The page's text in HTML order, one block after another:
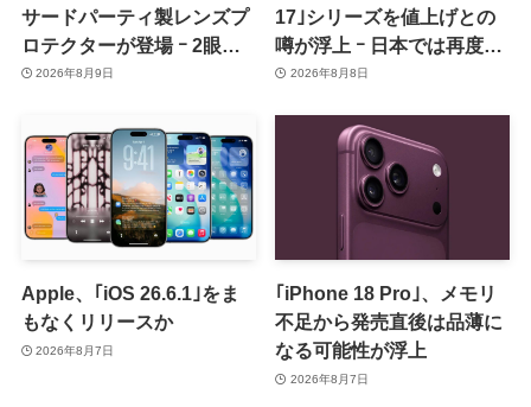
サードパーティ製レンズプ
ロテクターが登場 ｰ 2眼カ
メラ搭載や一部本体カラー
2026年8月9日
17｣シリーズを値上げとの
噂が浮上 ｰ 日本では再度値
上げの可能性も?!
2026年8月8日
Apple、｢iOS 26.6.1｣をま
もなくリリースか
2026年8月7日
｢iPhone 18 Pro｣、メモリ
不足から発売直後は品薄に
なる可能性が浮上
2026年8月7日